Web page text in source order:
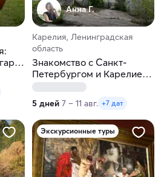
Анна Г.
Карелия, Ленинградская
область
Знакомство с Санкт-
Петербургом и Карелией.
Рускеала, Кижи,
5 дней 7 – 11 авг. +7 дат
Экскурсионные туры